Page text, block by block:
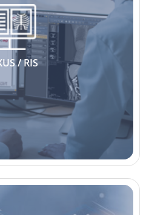
/ RIS